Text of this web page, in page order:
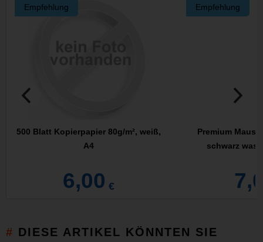
Empfehlung
500 Blatt Kopierpapier 80g/m², weiß,
A4
6,00 €
Empfehlung
Premium
schwarz
DIESE ARTIKEL KÖNNTEN SIE